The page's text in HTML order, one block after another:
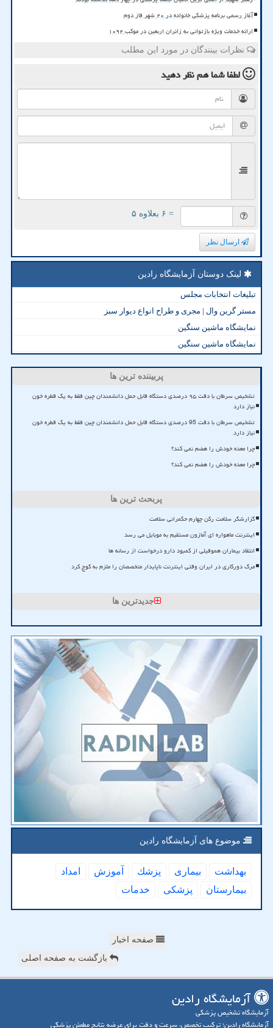
آغاز رسمی برنامه پزشکی خانواده در ۲۰ شهر فاز دوم
ارائه خدمات ویژه بازتوانی به زائران اربعین در موکب ۱۰۹۲
نظرات بینندگان در مورد این مطلب
لطفا شما همنظر دهید
= ۶ بعلاوه ۵
ارسال نظر
لینک دوستان آزمایشگاه رادین
تبلیغات انتخابات مجلس
مستر گرین وال | مجری و طراح انواع دیوار سبز
نمایشگاه ماشین سنگین
نمایشگاه ماشین سنگین
پربیننده ترین ها
تشخیص سرطان با دقت ۹۵ درصدی دستگاه قابل حمل دانشمندان چین فقط به یک قطره خون
نیاز دارد
تشخیص سرطان با دقت 95 درصدی دستگاه قابل حمل دانشمندان چین فقط به یک قطره خون
نیاز دارد
چرا معده خودش را هضم نمی کند؟
چرا معده خودش را هضم نمی کند؟
پربحث ترین ها
گزارشگر سلامت رکن چهارم حکمرانی سلامت
اینترنت ماهواره ای آمازون مستقیم به موبایل می رسد
انتقاد بیماران هموفیلی از کمبود دارو درخواست از رسانه ها
مرگ دورکاری در ایران وقتی اینترنت ناپایدار متخصصان را ملزم به کوچ کرد
جدیدترین ها
موضوع های آزمایشگاه رادین
بهداشت بیماری پزشك آموزش
امداد
بیمارستان
پزشكی خدمات
صفحه اخبار
بازگشت به صفحه اصلی
آزمایشگاه رادین
آزمایشگاه تشخیص پزشکی
آزمایشگاه رادین؛ ترکیب تخصص، سرعت و دقت برای عرضه نتایج مطمئن پزشکی